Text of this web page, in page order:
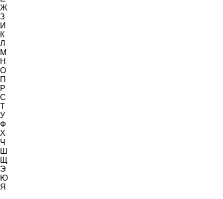
Ж
З
И
К
Л
М
Н
О
П
Р
С
Т
У
Ф
Х
Ч
Ш
Щ
Э
Ю
Я